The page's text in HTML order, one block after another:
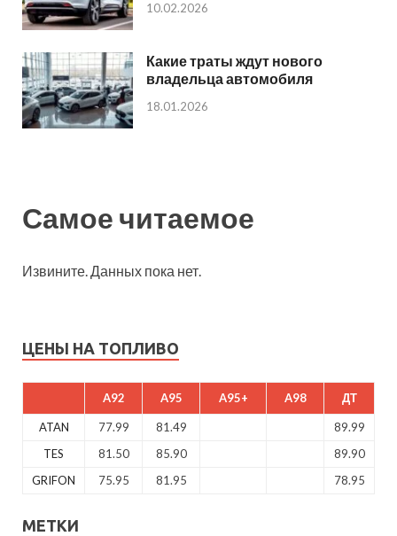
10.02.2026
Какие траты ждут нового
владельца автомобиля
18.01.2026
Самое читаемое
Извините. Данных пока нет.
ЦЕНЫ НА ТОПЛИВО
A92 A95 A95+ A98 ДТ
ATAN 77.99 81.49
89.99
TES
81.50 85.90
89.90
GRIFON
75.95 81.95 78.95
МЕТКИ